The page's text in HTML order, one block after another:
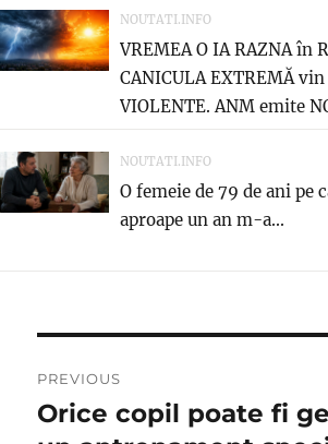
NOUTATI.INFO
VREMEA O IA RAZNA în
CANICULA EXTREMĂ
VIOLENTE. ANM emite
NOUTATI.INFO
O femeie de 79 de ani pe
aproape un an m-a...
în
PREVIOUS
Previous
Orice copil poate fi